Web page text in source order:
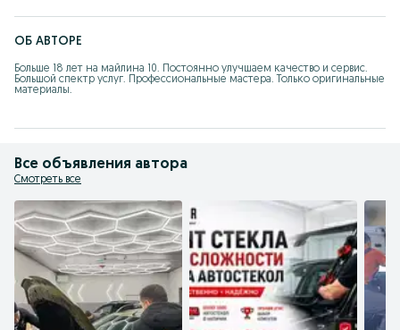
ОБ АВТОРЕ
Больше 18 лет на майлина 10. Постоянно улучшаем качество и сервис.
Большой спектр услуг. Профессиональные мастера. Только оригинальные
материалы.
Все объявления автора
Смотреть все